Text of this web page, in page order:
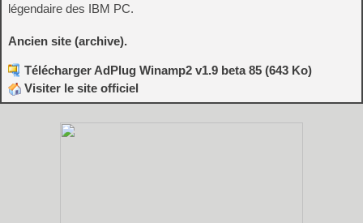
légendaire des IBM PC.
Ancien site (archive).
Télécharger AdPlug Winamp2 v1.9 beta 85 (643 Ko)
Visiter le site officiel